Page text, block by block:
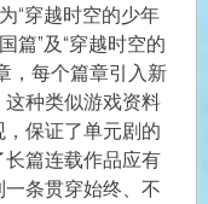
“穿越时空的少年
篇”及“穿越时空的
，每个篇章引入新
种类似游戏资料
保证了单元剧的
篇连载作品应有
条贯穿始终、不